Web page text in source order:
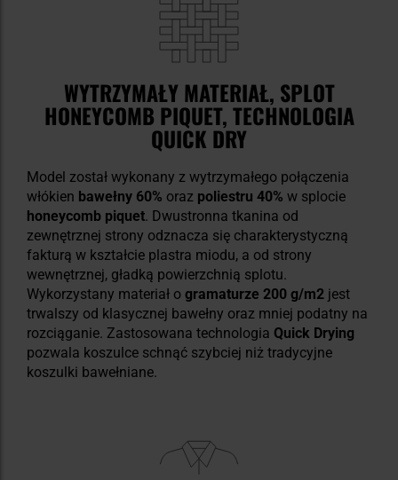
WYTRZYMAŁY MATERIAŁ, SPLOT
HONEYCOMB PIQUET, TECHNOLOGIA
QUICK DRY
Model został wykonany z wytrzymałego połączenia
włókien bawełny 60% oraz poliestru 40% w splocie
honeycomb piquet. Dwustronna tkanina od
zewnętrznej strony odznacza się charakterystyczną
fakturą w kształcie plastra miodu, a od strony
wewnętrznej, gładką powierzchnią splotu.
Wykorzystany materiał o gramaturze 200 g/m2 jest
trwalszy od klasycznej bawełny oraz mniej podatny na
rozciąganie. Zastosowana technologia Quick Drying
pozwala koszulce schnąć szybciej niż tradycyjne
koszulki bawełniane.